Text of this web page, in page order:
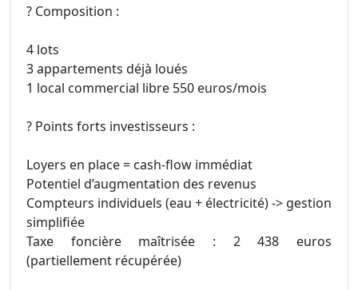
? Composition :
4 lots
3 appartements déjà loués
1 local commercial libre 550 euros/mois
? Points forts investisseurs :
Loyers en place = cash-flow immédiat
Potentiel d’augmentation des revenus
Compteurs individuels (eau + électricité) -> gestion
simplifiée
Taxe foncière maîtrisée : 2 438 euros
(partiellement récupérée)